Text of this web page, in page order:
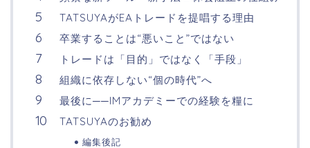
TATSUYAがEAトレードを提唱する理由
卒業することは“悪いこと”ではない
トレードは「目的」ではなく「手段」
組織に依存しない“個の時代”へ
最後に──IMアカデミーでの経験を糧に
TATSUYAのお勧め
編集後記